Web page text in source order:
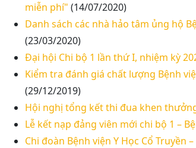
miễn phí" (14/07/2020)
Danh sách các nhà hảo tâm ủng hộ
(23/03/2020)
Đại hội Chi bộ 1 lần thứ I, nhiệm kỳ
Kiểm tra đánh giá chất lượng Bệnh
(29/12/2019)
Hội nghị tổng kết thi đua khen
Lễ kết nạp đảng viên mới chi bộ 1 –
Chi đoàn Bệnh viện Y Học Cổ Truyền